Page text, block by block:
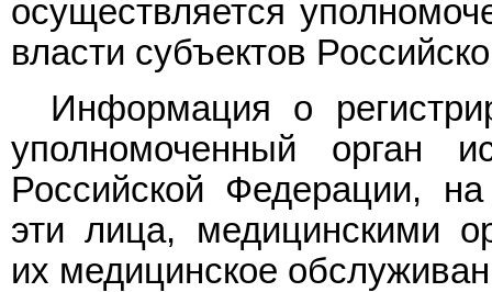
осуществляется
власти субъектов
Информация о
уполномоченный орган
Российской Федерации,
эти лица, медицинскими
их медицинское